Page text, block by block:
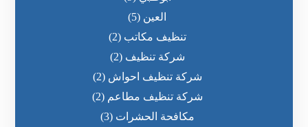
العين (5)
تنظيف مكاتب (2)
شركة تنظيف (2)
شركة تنظيف احواش (2)
شركة تنظيف مطاعم (2)
مكافحة الحشرات (3)